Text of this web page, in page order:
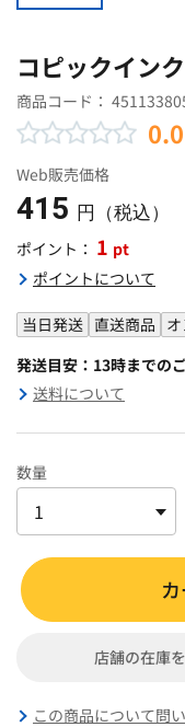
コピックイン
商品コード：
0.0
Web販売価格
415 円（税込）
ポイント： 1 pt
ポイントについて
当日発送 直送商品
発送目安：13時までの
送料について
数量
店舗の在庫
この商品について問